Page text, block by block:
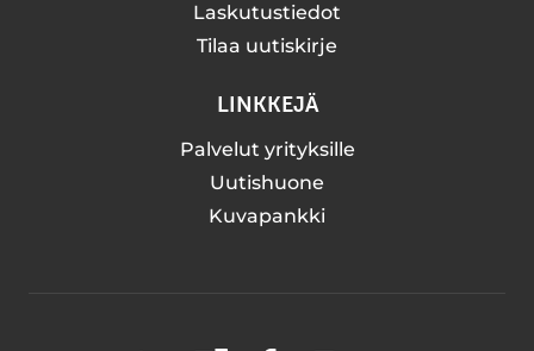
Laskutustiedot
Tilaa uutiskirje
LINKKEJÄ
Palvelut yrityksille
Uutishuone
Kuvapankki